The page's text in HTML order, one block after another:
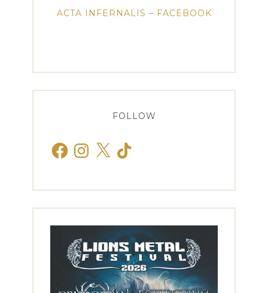
ACTA INFERNALIS – FACEBOOK
FOLLOW
FacebookInstagram
X TikTok